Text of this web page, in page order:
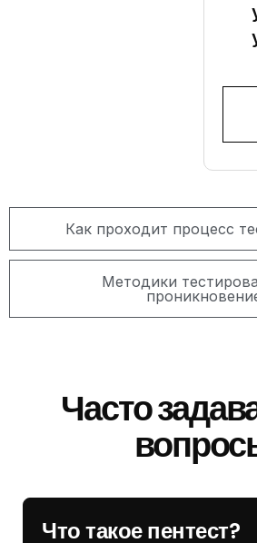
Как проходит процесс
Методики
Часто
Что такое пентест?